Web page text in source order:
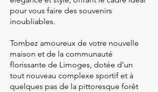
pour vous faire des souvenirs
inoubliables.
Tombez amoureux de votre nouvelle
maison et de la communauté
florissante de Limoges, dotée d’un
tout nouveau complexe sportif et à
quelques pas de la pittoresque forêt